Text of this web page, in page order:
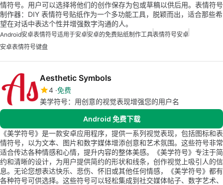
情符号。用户可以选择将他们的创作保存为包或草稿以供后用。表情符号
制作器：DIY 表情符号贴纸作为一个多功能工具，脱颖而出，适合那些希
望在对话中表达个性并增强数字沟通的人。
Android安卓表情符号适用于安卓安卓的免费贴纸制作工具表情符号安卓
安卓表情符号键盘
Aesthetic Symbols
4 免费
美学符号：用创意的视觉表现增强您的用户名
Android 免费下载
《美学符号》是一款安卓应用程序，提供一系列视觉表现，包括图标和表
情符号，以为文本、图片和数字媒体增添创意和艺术氛围。这些符号非常
适合传达各种情感和心情，提升内容的整体美感。《美学符号》专注于简
约和清晰的设计，为用户提供简约的形状和线条，创作视觉上吸引人的信
息。无论您想表达快乐、悲伤、怀旧或其他任何情感，《美学符号》都有
各种符号可供选择。这些符号可以轻松集成到社交媒体帖子、数字艺术、